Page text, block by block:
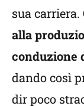
sua carriera.
alla
conduzione
dando così
dir poco